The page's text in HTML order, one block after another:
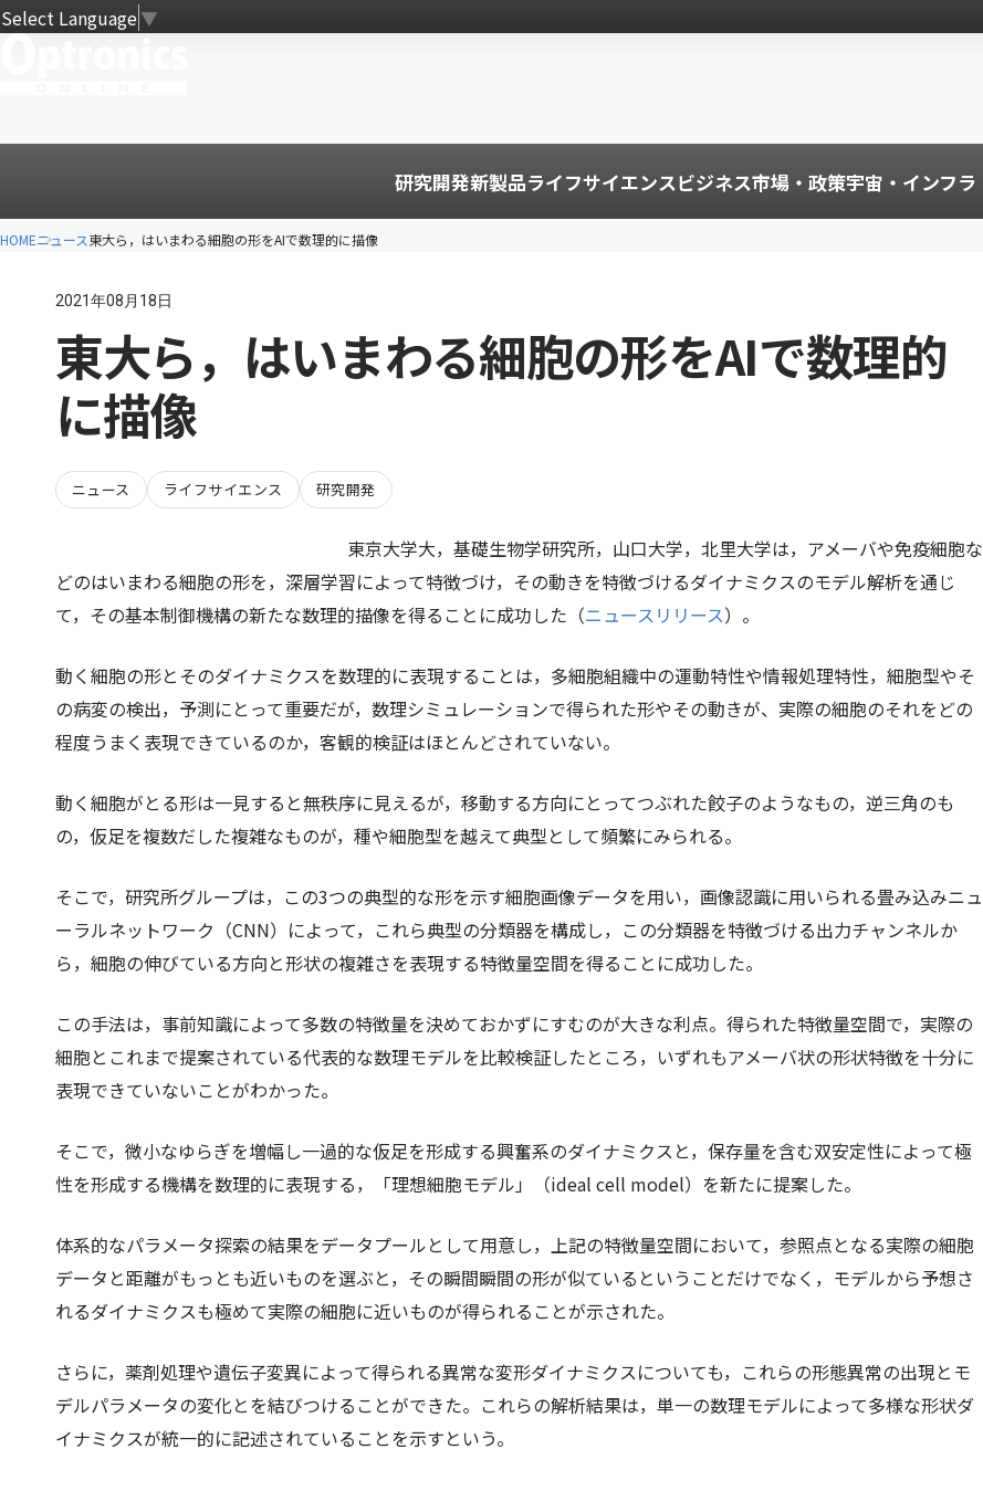
Select Language▼
研究開発新製品ライフサイエンスビジネス市場・政策宇宙・インフラ
HOMEニュース東大ら，はいまわる細胞の形をAIで数理的に描像
2021年08月18日
東大ら，はいまわる細胞の形をAIで数理的
に描像
ニュース ライフサイエンス 研究開発
東京大学大，基礎生物学研究所，山口大学，北里大学は，アメーバや免疫細胞な
どのはいまわる細胞の形を，深層学習によって特徴づけ，その動きを特徴づけるダイナミクスのモデル解析を通じ
て，その基本制御機構の新たな数理的描像を得ることに成功した（ニュースリリース）。
動く細胞の形とそのダイナミクスを数理的に表現することは，多細胞組織中の運動特性や情報処理特性，細胞型やそ
の病変の検出，予測にとって重要だが，数理シミュレーションで得られた形やその動きが、実際の細胞のそれをどの
程度うまく表現できているのか，客観的検証はほとんどされていない。
動く細胞がとる形は一見すると無秩序に見えるが，移動する方向にとってつぶれた餃子のようなもの，逆三角のも
の，仮足を複数だした複雑なものが，種や細胞型を越えて典型として頻繁にみられる。
そこで，研究所グループは，この3つの典型的な形を示す細胞画像データを用い，画像認識に用いられる畳み込みニュ
ーラルネットワーク（CNN）によって，これら典型の分類器を構成し，この分類器を特徴づける出力チャンネルか
ら，細胞の伸びている方向と形状の複雑さを表現する特徴量空間を得ることに成功した。
この手法は，事前知識によって多数の特徴量を決めておかずにすむのが大きな利点。得られた特徴量空間で，実際の
細胞とこれまで提案されている代表的な数理モデルを比較検証したところ，いずれもアメーバ状の形状特徴を十分に
表現できていないことがわかった。
そこで，微小なゆらぎを増幅し一過的な仮足を形成する興奮系のダイナミクスと，保存量を含む双安定性によって極
性を形成する機構を数理的に表現する，「理想細胞モデル」（ideal cell model）を新たに提案した。
体系的なパラメータ探索の結果をデータプールとして用意し，上記の特徴量空間において，参照点となる実際の細胞
データと距離がもっとも近いものを選ぶと，その瞬間瞬間の形が似ているということだけでなく，モデルから予想さ
れるダイナミクスも極めて実際の細胞に近いものが得られることが示された。
さらに，薬剤処理や遺伝子変異によって得られる異常な変形ダイナミクスについても，これらの形態異常の出現とモ
デルパラメータの変化とを結びつけることができた。これらの解析結果は，単一の数理モデルによって多様な形状ダ
イナミクスが統一的に記述されていることを示すという。